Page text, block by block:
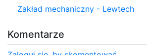
Zakład mechaniczny - Lewtech
Komentarze